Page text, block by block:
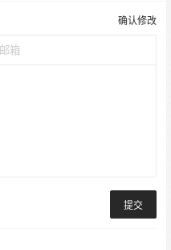
确认修改
提交